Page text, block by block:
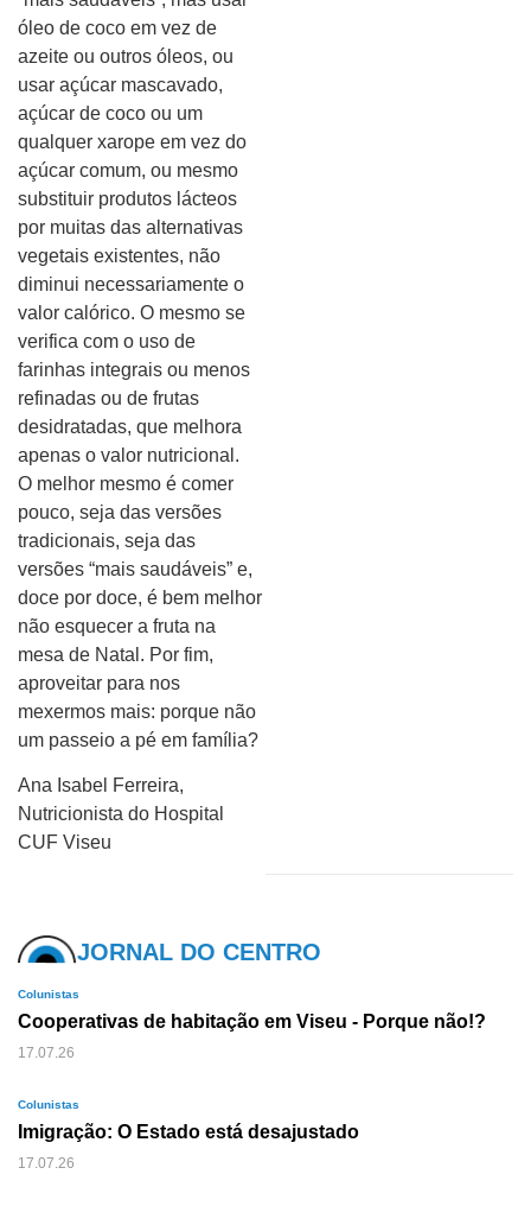
óleo de coco em vez de
azeite ou outros óleos, ou
usar açúcar mascavado,
açúcar de coco ou um
qualquer xarope em vez do
açúcar comum, ou mesmo
substituir produtos lácteos
por muitas das alternativas
vegetais existentes, não
diminui necessariamente o
valor calórico. O mesmo se
verifica com o uso de
farinhas integrais ou menos
refinadas ou de frutas
desidratadas, que melhora
apenas o valor nutricional.
O melhor mesmo é comer
pouco, seja das versões
tradicionais, seja das
versões “mais saudáveis” e,
doce por doce, é bem melhor
não esquecer a fruta na
mesa de Natal. Por fim,
aproveitar para nos
mexermos mais: porque não
um passeio a pé em família?
Ana Isabel Ferreira,
Nutricionista do Hospital
CUF Viseu
JORNAL DO CENTRO
Colunistas
Cooperativas de habitação em Viseu - Porque não!?
17.07.26
Colunistas
Imigração: O Estado está desajustado
17.07.26